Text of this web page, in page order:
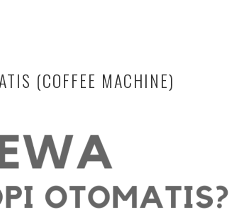
(COFFEE MACHINE)